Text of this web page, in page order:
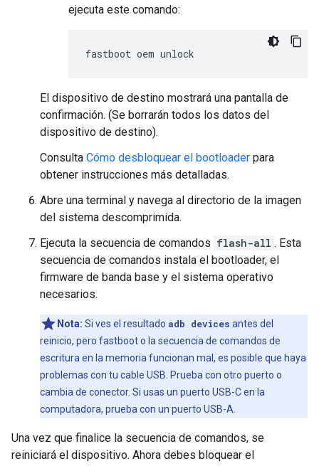
ejecuta este comando:
El dispositivo de destino mostrará una pantalla de
confirmación. (Se borrarán todos los datos del
dispositivo de destino).
Consulta Cómo desbloquear el bootloader para
obtener instrucciones más detalladas.
Abre una terminal y navega al directorio de la imagen
del sistema descomprimida.
Ejecuta la secuencia de comandos flash-all . Esta
secuencia de comandos instala el bootloader, el
firmware de banda base y el sistema operativo
necesarios.
Nota: Si ves el resultado adb devices antes del
reinicio, pero fastboot o la secuencia de comandos de
escritura en la memoria funcionan mal, es posible que haya
problemas con tu cable USB. Prueba con otro puerto o
cambia de conector. Si usas un puerto USB-C en la
computadora, prueba con un puerto USB-A.
Una vez que finalice la secuencia de comandos, se
reiniciará el dispositivo. Ahora debes bloquear el